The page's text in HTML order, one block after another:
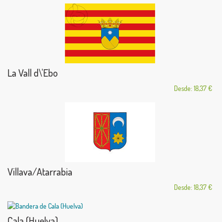
La Vall d\'Ebo
Desde: 18,37 €
Villava/Atarrabia
Desde: 18,37 €